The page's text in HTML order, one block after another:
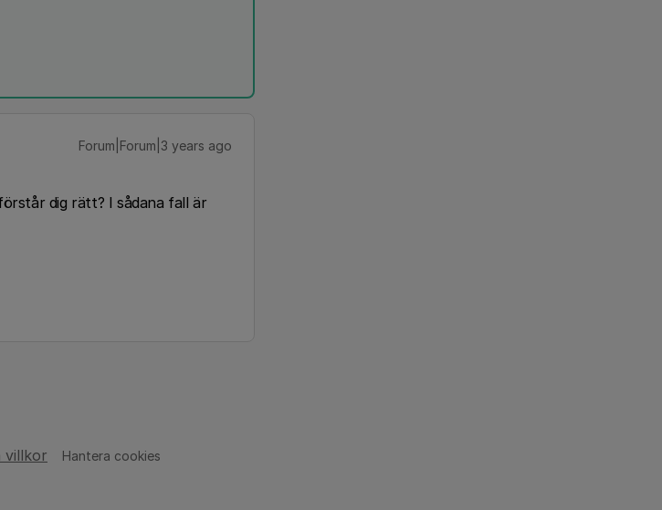
Forum|Forum|3 years ago
dig rätt? I sådana fall är
villkor Hantera cookies